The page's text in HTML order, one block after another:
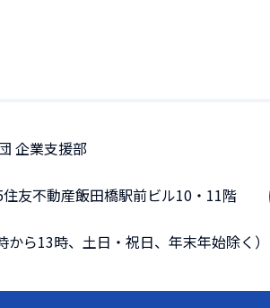
企業支援部
友不動産飯田橋駅前ビル10・11階
ら13時、土日・祝日、年末年始除く）